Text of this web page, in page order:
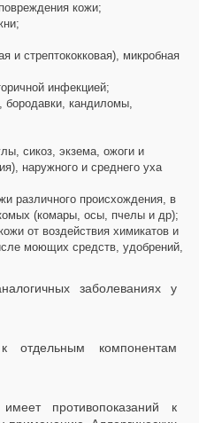
кожи;
и стрептококковая), микробная
инфекцией;
бородавки, кандиломы,
сикоз, экзема, ожоги и
наружного и среднего уха
различного происхождения, в
(комары, осы, пчелы и др);
от воздействия химикатов и
моющих средств, удобрений,
заболеваниях у
отдельным компонентам
противопоказаний к